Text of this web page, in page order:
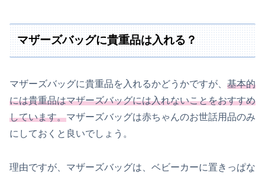
マザーズバッグに貴重品は入れる？
マザーズバッグに貴重品を入れるかどうかですが、 基本的
には貴重品はマザーズバッグには入れないことをおすすめ
しています。マザーズバッグは赤ちゃんのお世話用品のみ
にしておくと良いでしょう。
理由ですが、マザーズバッグは、ベビーカーに置きっぱな